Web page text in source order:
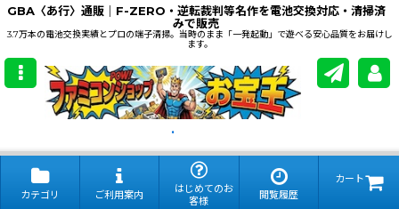
GBA〈あ行〉通販｜F-ZERO・逆転裁判等名作を電池交換対応・清掃済
みで販売
3.7万本の電池交換実績とプロの端子清掃。当時のまま「一発起動」で遊べる安心品質をお届けし
ます。
.
カテゴリ ご利用案内
はじめてのお
客様
閲覧履歴
カート